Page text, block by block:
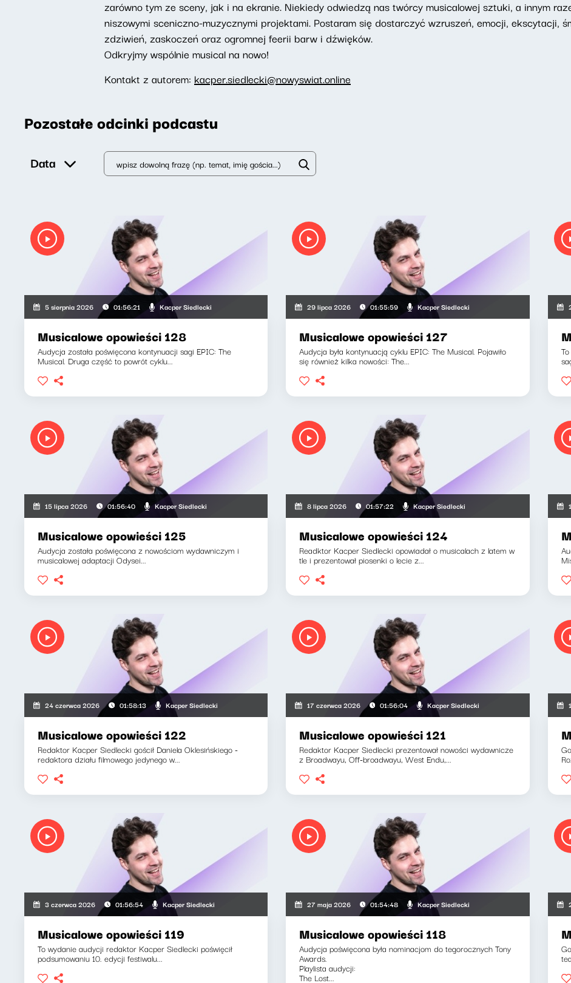
zarówno tym ze sceny, jak i na ekranie. Niekiedy odwiedzą nas twórcy musicalowej sztuki, a innym
niszowymi sceniczno-muzycznymi projektami. Postaram się dostarczyć wzruszeń, emocji, ekscytacji,
zdziwień, zaskoczeń oraz ogromnej feerii barw i dźwięków.
Odkryjmy wspólnie musical na nowo!
Kontakt z autorem: kacper.siedlecki@nowyswiat.online
Pozostałe odcinki podcastu
Data
5 sierpnia 2026 01:56:21 Kacper Siedlecki
Musicalowe opowieści 128
Audycja została poświęcona kontynuacji sagi EPIC: The
Musical. Druga część to powrót cyklu...
29 lipca 2026 01:55:59 Kacper Siedlecki
Musicalowe opowieści 127
Audycja była kontynuacją cyklu EPIC: The Musical. Pojawiło
się również kilka nowości: The...
15 lipca 2026 01:56:40 Kacper Siedlecki
Musicalowe opowieści 125
Audycja została poświęcona z nowościom wydawniczym i
musicalowej adaptacji Odysei...
8 lipca 2026 01:57:22 Kacper Siedlecki
Musicalowe opowieści 124
Readktor Kacper Siedlecki opowiadał o musicalach z latem w
tle i prezentował piosenki o lecie z...
24 czerwca 2026 01:58:13 Kacper Siedlecki
Musicalowe opowieści 122
Redaktor Kacper Siedlecki gościł Daniela Oklesińskiego -
redaktora działu filmowego jedynego w...
17 czerwca 2026 01:56:04 Kacper Siedlecki
Musicalowe opowieści 121
Redaktor Kacper Siedlecki prezentował nowości wydawnicze
z Broadwayu, Off-broadwayu, West Endu,...
3 czerwca 2026 01:56:54 Kacper Siedlecki
Musicalowe opowieści 119
To wydanie audycji redaktor Kacper Siedlecki poświęcił
podsumowaniu 10. edycji festiwalu...
27 maja 2026 01:54:48 Kacper Siedlecki
Musicalowe opowieści 118
Audycja poświęcona była nominacjom do tegorocznych Tony
Awards.
Playlista audycji:
The Lost...